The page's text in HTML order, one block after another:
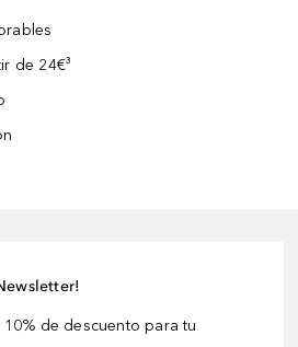
de 24€³
de descuento para tu